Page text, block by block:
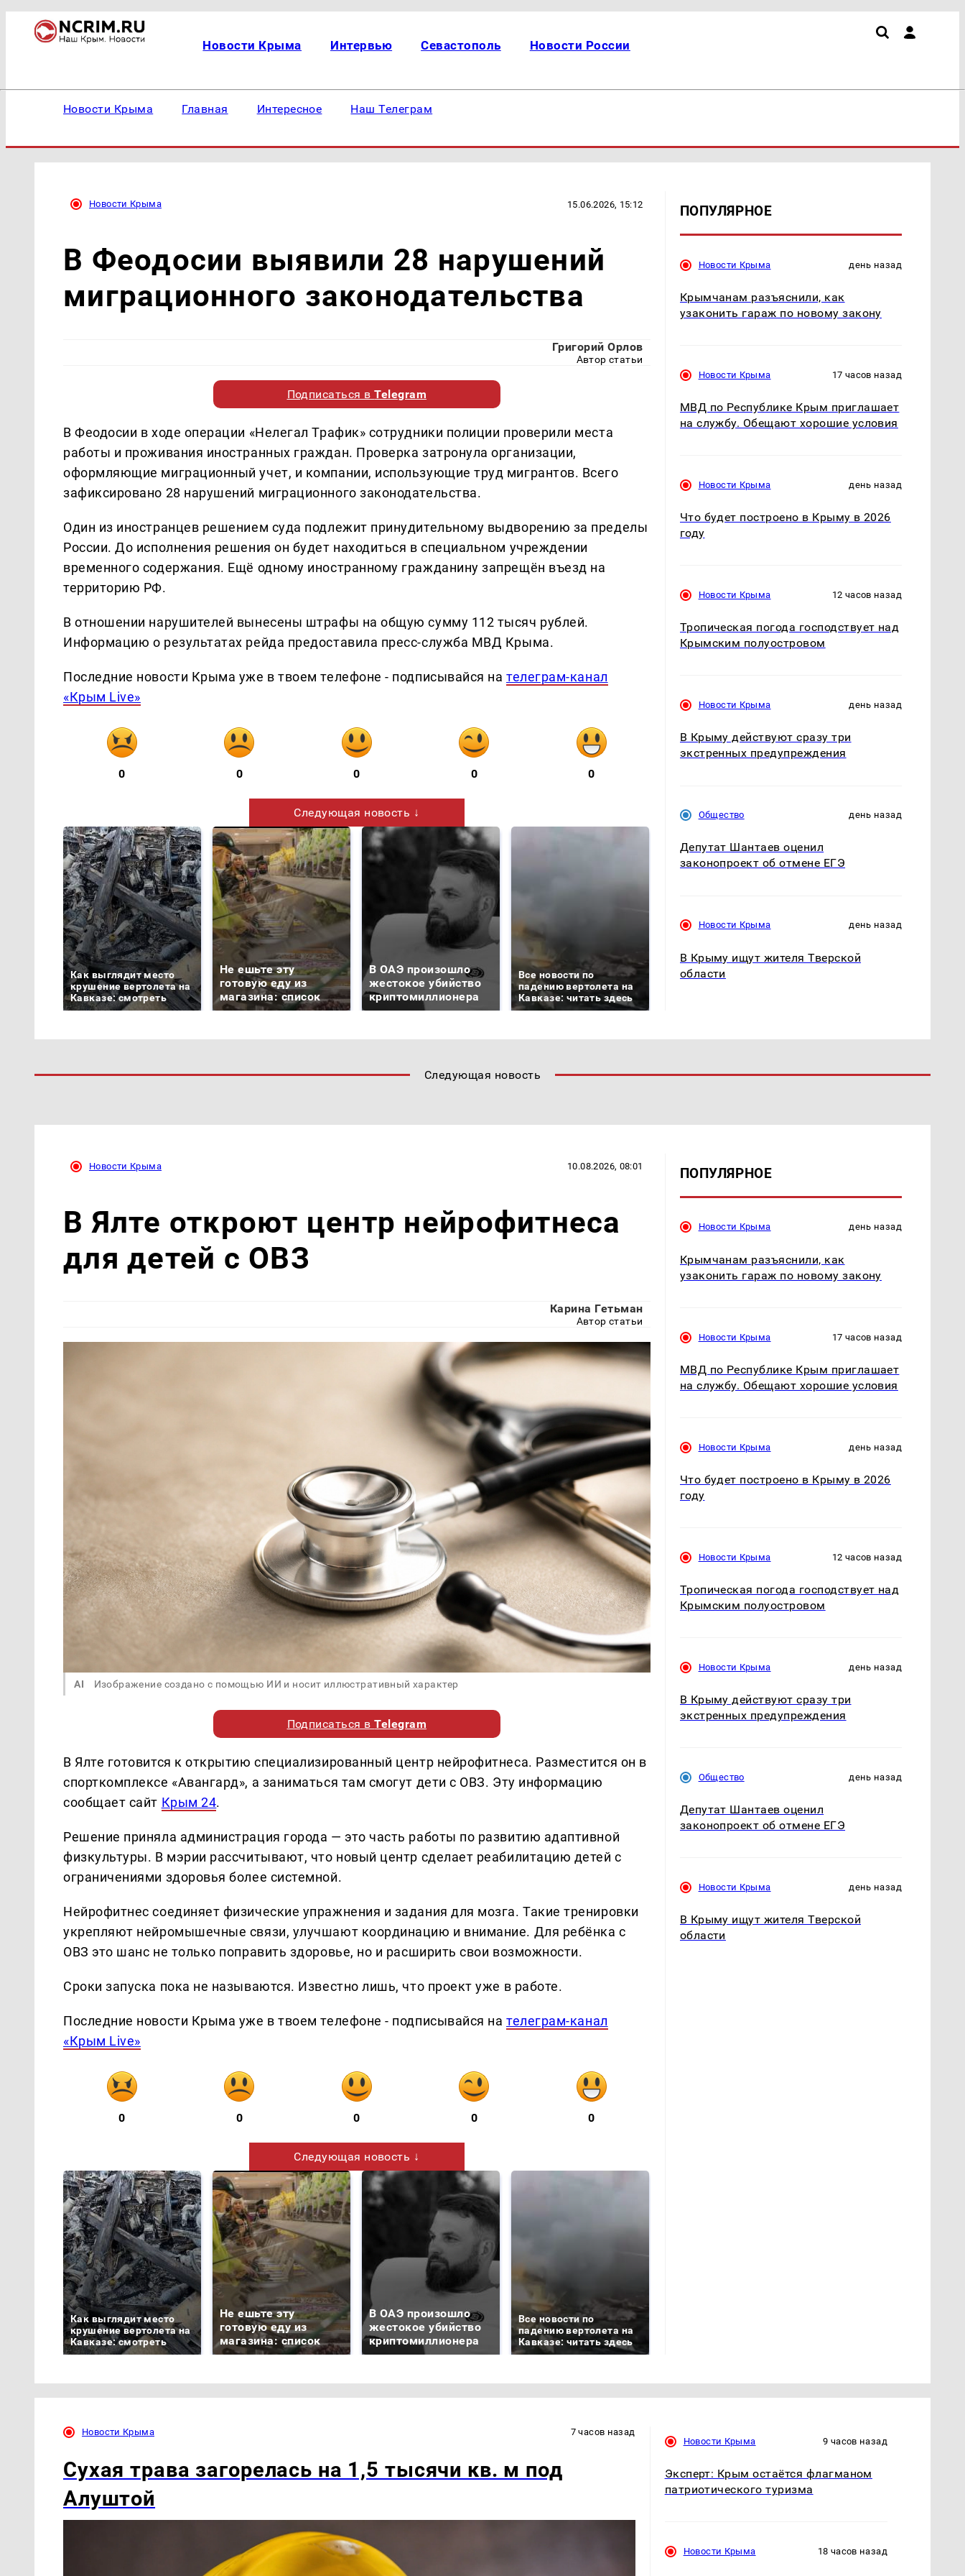
Новости Крыма Интервью Севастополь Новости России
Новости Крыма Главная Интересное Наш Телеграм
Новости Крыма 15.06.2026, 15:12
В Феодосии выявили 28 нарушений
миграционного законодательства
Григорий Орлов
Автор статьи
Подписаться вTelegram
В Феодосии в ходе операции «Нелегал Трафик» сотрудники полиции проверили места
работы и проживания иностранных граждан. Проверка затронула организации,
оформляющие миграционный учет, и компании, использующие труд мигрантов. Всего
зафиксировано 28 нарушений миграционного законодательства.
Один из иностранцев решением суда подлежит принудительному выдворению за пределы
России. До исполнения решения он будет находиться в специальном учреждении
временного содержания. Ещё одному иностранному гражданину запрещён въезд на
территорию РФ.
В отношении нарушителей вынесены штрафы на общую сумму 112 тысяч рублей.
Информацию о результатах рейда предоставила пресс-служба МВД Крыма.
Последние новости Крыма уже в твоем телефоне - подписывайся нателеграм-канал
«Крым Live»
0 0 0 0 0
Следующая новость ↓
Как выглядит место
крушение вертолета на
Кавказе: смотреть
Не ешьте эту
готовую еду из
магазина: список
В ОАЭ произошло
жестокое убийство
криптомиллионера
Все новости по
падению вертолета на
Кавказе: читать здесь
Таких событий не
было с 1945: чего
ПОПУЛЯРНОЕ
Новости Крыма день назад
Крымчанам разъяснили, как
узаконить гараж по новому закону
Новости Крыма 17 часов назад
МВД по Республике Крым приглашает
на службу. Обещают хорошие условия
Новости Крыма день назад
Что будет построено в Крыму в 2026
году
Новости Крыма 12 часов назад
Тропическая погода господствует над
Крымским полуостровом
Новости Крыма день назад
В Крыму действуют сразу три
экстренных предупреждения
Общество день назад
Депутат Шантаев оценил
законопроект об отмене ЕГЭ
Новости Крыма день назад
В Крыму ищут жителя Тверской
области
Следующая новость
Новости Крыма 10.08.2026, 08:01
В Ялте откроют центр нейрофитнеса
для детей с ОВЗ
Карина Гетьман
Автор статьи
AI Изображение создано с помощью ИИ и носит иллюстративный характер
Подписаться вTelegram
В Ялте готовится к открытию специализированный центр нейрофитнеса. Разместится он в
спорткомплексе «Авангард», а заниматься там смогут дети с ОВЗ. Эту информацию
сообщает сайт Крым 24.
Решение приняла администрация города — это часть работы по развитию адаптивной
физкультуры. В мэрии рассчитывают, что новый центр сделает реабилитацию детей с
ограничениями здоровья более системной.
Нейрофитнес соединяет физические упражнения и задания для мозга. Такие тренировки
укрепляют нейромышечные связи, улучшают координацию и внимание. Для ребёнка с
ОВЗ это шанс не только поправить здоровье, но и расширить свои возможности.
Сроки запуска пока не называются. Известно лишь, что проект уже в работе.
Последние новости Крыма уже в твоем телефоне - подписывайся нателеграм-канал
«Крым Live»
0 0 0 0 0
Следующая новость ↓
Как выглядит место
крушение вертолета на
Кавказе: смотреть
Не ешьте эту
готовую еду из
магазина: список
В ОАЭ произошло
жестокое убийство
криптомиллионера
Все новости по
падению вертолета на
Кавказе: читать здесь
ПОПУЛЯРНОЕ
Новости Крыма день назад
Крымчанам разъяснили, как
узаконить гараж по новому закону
Новости Крыма 17 часов назад
МВД по Республике Крым приглашает
на службу. Обещают хорошие условия
Новости Крыма день назад
Что будет построено в Крыму в 2026
году
Новости Крыма 12 часов назад
Тропическая погода господствует над
Крымским полуостровом
Новости Крыма день назад
В Крыму действуют сразу три
экстренных предупреждения
Общество день назад
Депутат Шантаев оценил
законопроект об отмене ЕГЭ
Новости Крыма день назад
В Крыму ищут жителя Тверской
области
Новости Крыма 7 часов назад
Сухая трава загорелась на 1,5 тысячи кв. м под
Алуштой
Новости Крыма 9 часов назад
Эксперт: Крым остаётся флагманом
патриотического туризма
Новости Крыма 18 часов назад